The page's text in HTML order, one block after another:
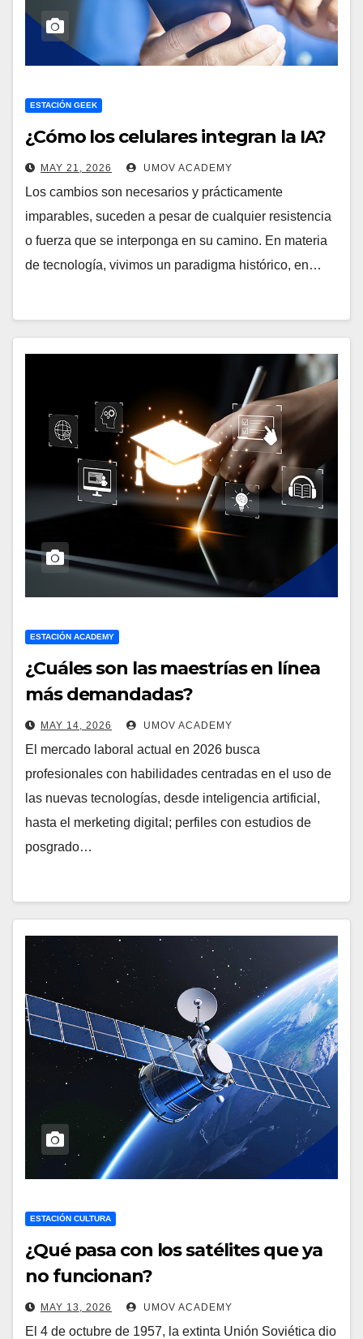
ESTACIÓN GEEK
¿Cómo los celulares integran la IA?
MAY 21, 2026 UMOV ACADEMY
Los cambios son necesarios y prácticamente
imparables, suceden a pesar de cualquier resistencia
o fuerza que se interponga en su camino. En materia
de tecnología, vivimos un paradigma histórico, en…
ESTACIÓN ACADEMY
¿Cuáles son las maestrías en línea
más demandadas?
MAY 14, 2026 UMOV ACADEMY
El mercado laboral actual en 2026 busca
profesionales con habilidades centradas en el uso de
las nuevas tecnologías, desde inteligencia artificial,
hasta el merketing digital; perfiles con estudios de
posgrado…
ESTACIÓN CULTURA
¿Qué pasa con los satélites que ya
no funcionan?
MAY 13, 2026 UMOV ACADEMY
El 4 de octubre de 1957, la extinta Unión Soviética dio